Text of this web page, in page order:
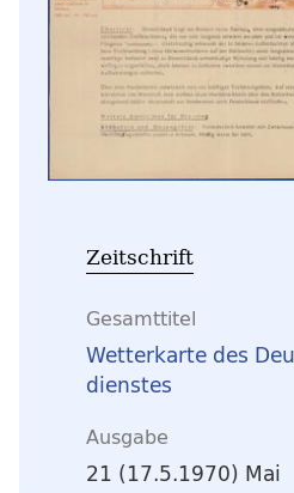
Zeitschrift
Gesamttitel
Wetterkarte des
dienstes
Ausgabe
21 (17.5.1970) Mai